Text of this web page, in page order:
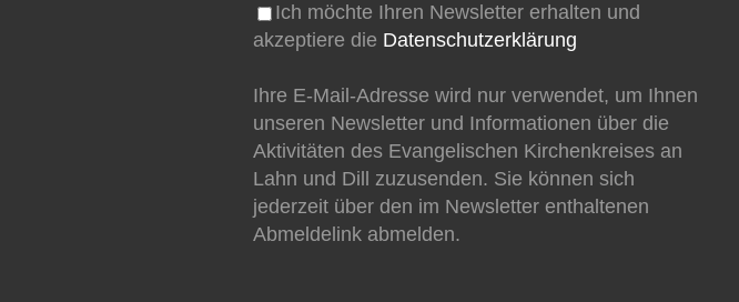
Ich möchte Ihren Newsletter erhalten und
akzeptiere die Datenschutzerklärung
Ihre E-Mail-Adresse wird nur verwendet, um Ihnen
unseren Newsletter und Informationen über die
Aktivitäten des Evangelischen Kirchenkreises an
Lahn und Dill zuzusenden. Sie können sich
jederzeit über den im Newsletter enthaltenen
Abmeldelink abmelden.